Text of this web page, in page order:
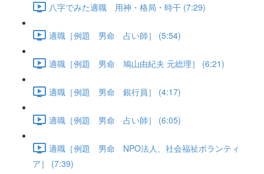
八字でみた適職 用神・格局・時干 (7:29)
適職［例題 男命 占い師］ (5:54)
適職［例題 男命 鳩山由紀夫 元総理］ (6:21)
適職［例題 男命 銀行員］ (4:17)
適職［例題 男命 占い師］ (6:05)
適職［例題 男命 NPO法人、社会福祉ボランティ
ア］ (7:39)